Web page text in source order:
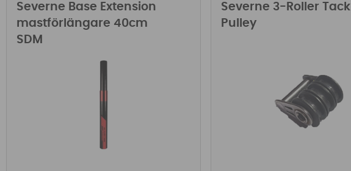
Severne Base Extension
mastförlängare 40cm
SDM
Severne 3-Roller Tack
Pulley